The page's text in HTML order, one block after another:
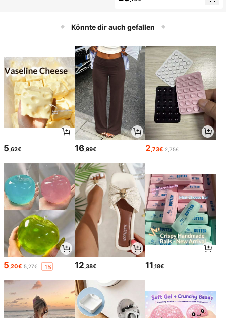
Könnte dir auch gefallen
5 ,62€ 16,99€ 2 ,73€ 2,75€
5,20€ 5,27€ -1% 12,38€ 11,18€